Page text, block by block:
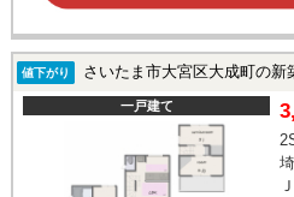
値下がり さいたま市大宮区大成町の新
一戸建て